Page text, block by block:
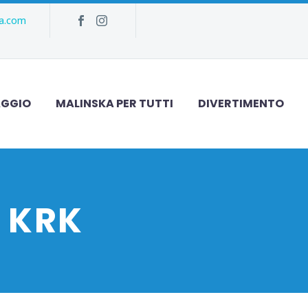
MALINSKA PER TUTTI DIVERTIMENTO